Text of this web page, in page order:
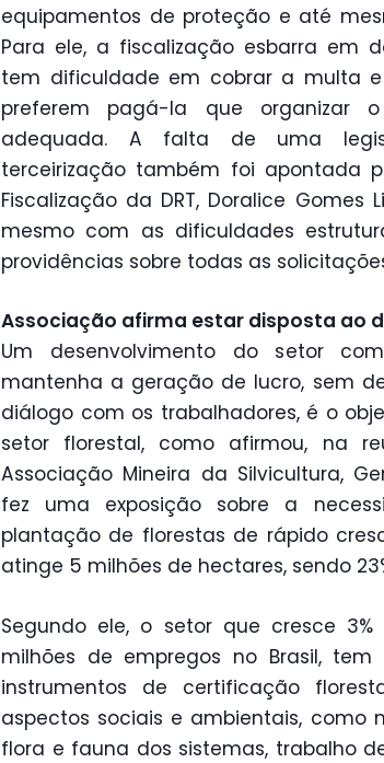
equipamentos de proteção e até
Para ele, a fiscalização esbarra em
tem dificuldade em cobrar a multa e
preferem pagá-la que organizar
adequada. A falta de uma
terceirização também foi apontada
Fiscalização da DRT, Doralice Gomes
mesmo com as dificuldades
providências sobre todas as
Associação afirma estar disposta ao
Um desenvolvimento do setor
mantenha a geração de lucro, sem
diálogo com os trabalhadores, é o
setor florestal, como afirmou, na
Associação Mineira da Silvicultura,
fez uma exposição sobre a
plantação de florestas de rápido
atinge 5 milhões de hectares, sendo
Segundo ele, o setor que cresce
milhões de empregos no Brasil,
instrumentos de certificação
aspectos sociais e ambientais, como
flora e fauna dos sistemas, trabalho